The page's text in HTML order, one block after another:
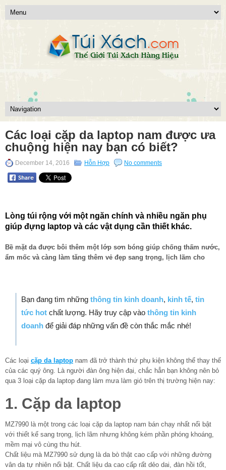
Các loại cặp da laptop nam được ưa
chuộng hiện nay bạn có biết?
December 14, 2016 Hỗn Hợp No comments
Lòng túi rộng với một ngăn chính và nhiều ngăn phụ
giúp đựng laptop và các vật dụng cần thiết khác.
Bề mặt da được bôi thêm một lớp sơn bóng giúp chống thấm nước,
ẩm mốc và càng làm tăng thêm vẻ đẹp sang trọng, lịch lãm cho
Bạn đang tìm những thông tin kinh doanh, kinh tế, tin
tức hot chất lượng. Hãy truy cập vào thông tin kinh
doanh để giải đáp những vấn đề còn thắc mắc nhé!
Các loại cặp da laptop nam đã trở thành thứ phụ kiện không thể thay thế
của các quý ông. Là người đàn ông hiện đại, chắc hẳn bạn không nên bỏ
qua 3 loại cặp da laptop đang làm mưa làm gió trên thị trường hiện nay:
1. Cặp da laptop
MZ7990 là một trong các loại cặp da laptop nam bán chạy nhất nổi bật
với thiết kế sang trọng, lịch lãm nhưng không kém phần phóng khoáng,
mềm mại vô cùng thu hút.
Chất liệu mà MZ7990 sử dụng là da bò thật cao cấp với những đường
vân da tự nhiên nổi bật. Chất liệu da cao cấp rất dẻo dai, đàn hồi tốt,